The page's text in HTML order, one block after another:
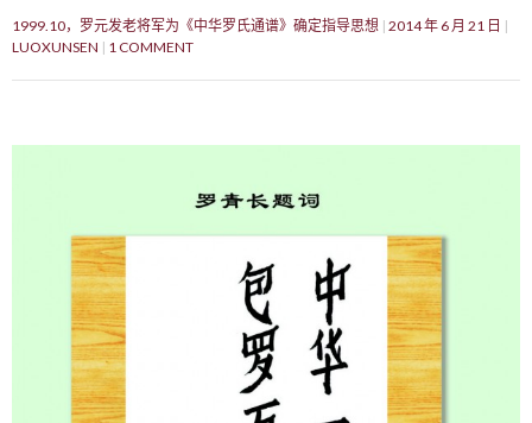
1999.10，罗元发老将军为《中华罗氏通谱》确定指导思想 2014 年 6 月 21 日
LUOXUNSEN
1 COMMENT